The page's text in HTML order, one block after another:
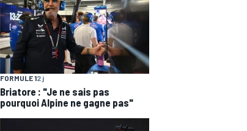
FORMULE 12 j
Briatore : "Je ne sais pas
pourquoi Alpine ne gagne pas"